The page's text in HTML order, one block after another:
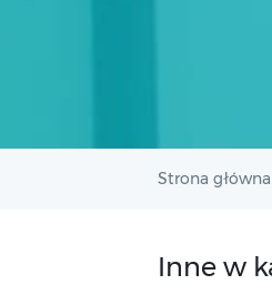
Strona główna
Inne w